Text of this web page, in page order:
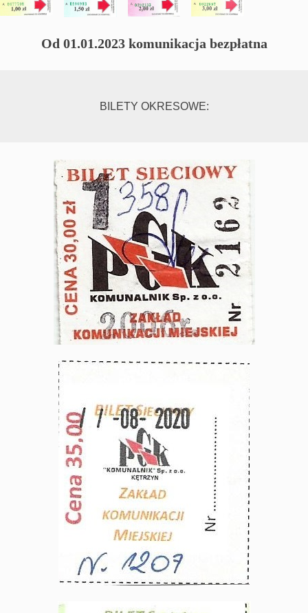
Od 01.01.2023 komunikacja bezpłatna
BILETY OKRESOWE: